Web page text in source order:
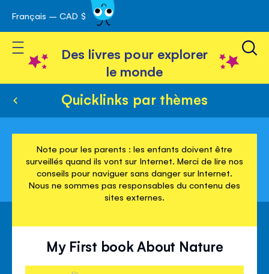
Skip
to
Content
Français – CAD $
Toggle Nav
Des livres pour explorer
le monde
Quicklinks par thèmes
Note pour les parents : les enfants doivent être
surveillés quand ils vont sur Internet. Merci de lire nos
conseils pour naviguer sans danger sur Internet.
Nous ne sommes pas responsables du contenu des
sites externes.
My First book About Nature